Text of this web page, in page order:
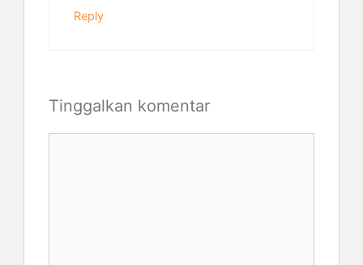
Reply
Tinggalkan komentar